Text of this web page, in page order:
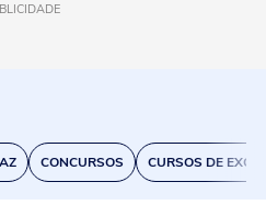
CONCURSOS CURSOS DE EXCEL